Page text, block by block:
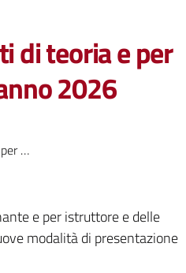
di teoria e per
2026
anno 2026
e per istruttore e delle
modalità di presentazione